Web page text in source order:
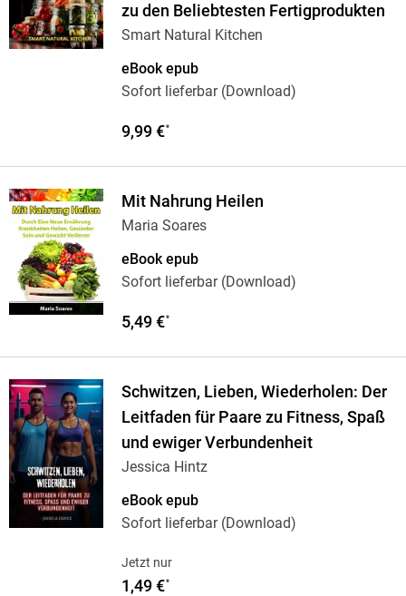
zu den Beliebtesten Fertigprodukten
Smart Natural Kitchen
eBook epub
Sofort lieferbar (Download)
9,99 €*
Mit Nahrung Heilen
Maria Soares
eBook epub
Sofort lieferbar (Download)
5,49 €*
Schwitzen, Lieben, Wiederholen: Der
Leitfaden für Paare zu Fitness, Spaß
und ewiger Verbundenheit
Jessica Hintz
eBook epub
Sofort lieferbar (Download)
Jetzt nur
1,49 €*